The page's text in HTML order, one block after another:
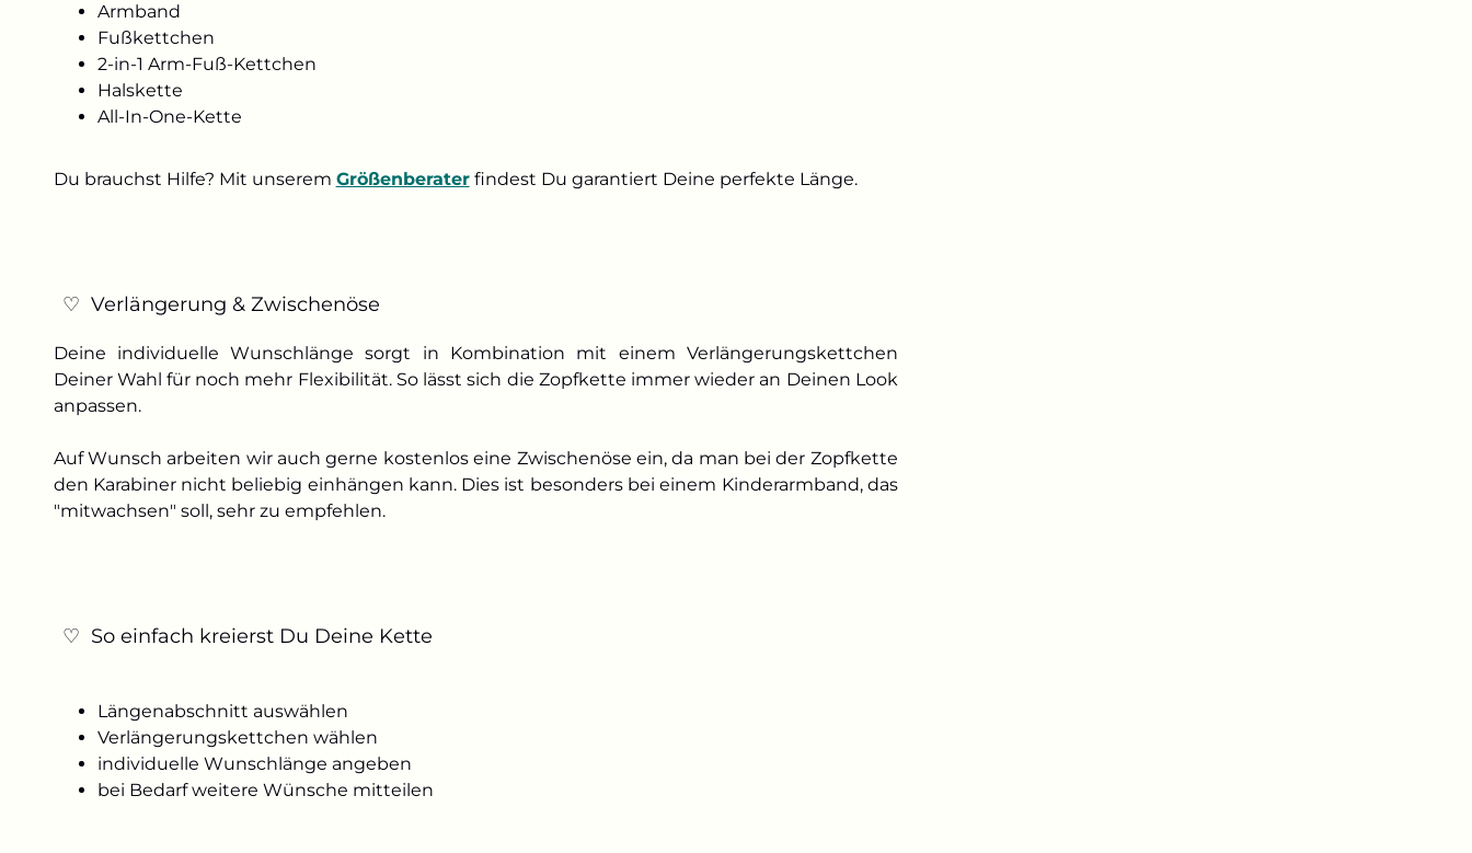
Armband
Fußkettchen
2-in-1 Arm-Fuß-Kettchen
Halskette
All-In-One-Kette
Du brauchst Hilfe? Mit unserem Größenberaterfindest Du garantiert Deine perfekte Länge.
♡ Verlängerung & Zwischenöse
Deine individuelle Wunschlänge sorgt in Kombination mit einem Verlängerungskettchen
Deiner Wahl für noch mehr Flexibilität. So lässt sich die Zopfkette immer wieder an Deinen Look
anpassen.
Auf Wunsch arbeiten wir auch gerne kostenlos eine Zwischenöse ein, da man bei der Zopfkette
den Karabiner nicht beliebig einhängen kann. Dies ist besonders bei einem Kinderarmband, das
"mitwachsen" soll, sehr zu empfehlen.
♡ So einfach kreierst Du Deine Kette
Längenabschnitt auswählen
Verlängerungskettchen wählen
individuelle Wunschlänge angeben
bei Bedarf weitere Wünsche mitteilen